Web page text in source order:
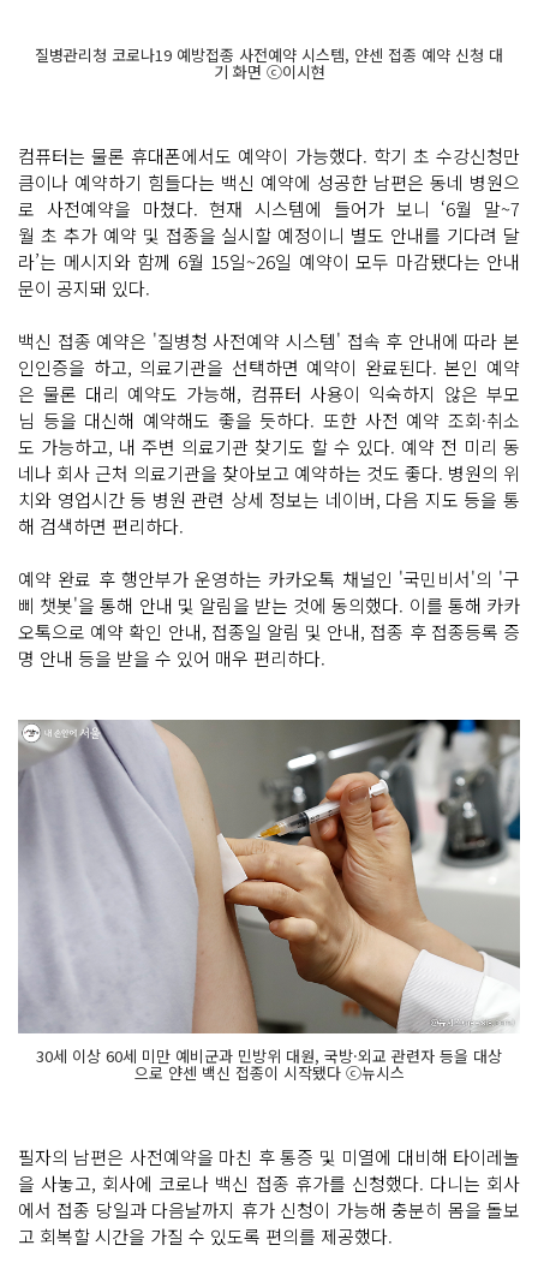
질병관리청 코로나19 예방접종 사전예약 시스템, 얀센 접종 예약 신청 대
기 화면 ⓒ이시현
컴퓨터는 물론 휴대폰에서도 예약이 가능했다. 학기 초 수강신청만
큼이나 예약하기 힘들다는 백신 예약에 성공한 남편은 동네 병원으
로 사전예약을 마쳤다. 현재 시스템에 들어가 보니 ‘6월 말~7
월 초 추가 예약 및 접종을 실시할 예정이니 별도 안내를 기다려 달
라’는 메시지와 함께 6월 15일~26일 예약이 모두 마감됐다는 안내
문이 공지돼 있다.
백신 접종 예약은 '질병청 사전예약 시스템' 접속 후 안내에 따라 본
인인증을 하고, 의료기관을 선택하면 예약이 완료된다. 본인 예약
은 물론 대리 예약도 가능해, 컴퓨터 사용이 익숙하지 않은 부모
님 등을 대신해 예약해도 좋을 듯하다. 또한 사전 예약 조회·취소
도 가능하고, 내 주변 의료기관 찾기도 할 수 있다. 예약 전 미리 동
네나 회사 근처 의료기관을 찾아보고 예약하는 것도 좋다. 병원의 위
치와 영업시간 등 병원 관련 상세 정보는 네이버, 다음 지도 등을 통
해 검색하면 편리하다.
예약 완료 후 행안부가 운영하는 카카오톡 채널인 '국민비서'의 '구
삐 챗봇'을 통해 안내 및 알림을 받는 것에 동의했다. 이를 통해 카카
오톡으로 예약 확인 안내, 접종일 알림 및 안내, 접종 후 접종등록 증
명 안내 등을 받을 수 있어 매우 편리하다.
30세 이상 60세 미만 예비군과 민방위 대원, 국방·외교 관련자 등을 대상
으로 얀센 백신 접종이 시작됐다 ⓒ뉴시스
필자의 남편은 사전예약을 마친 후 통증 및 미열에 대비해 타이레놀
을 사놓고, 회사에 코로나 백신 접종 휴가를 신청했다. 다니는 회사
에서 접종 당일과 다음날까지 휴가 신청이 가능해 충분히 몸을 돌보
고 회복할 시간을 가질 수 있도록 편의를 제공했다.